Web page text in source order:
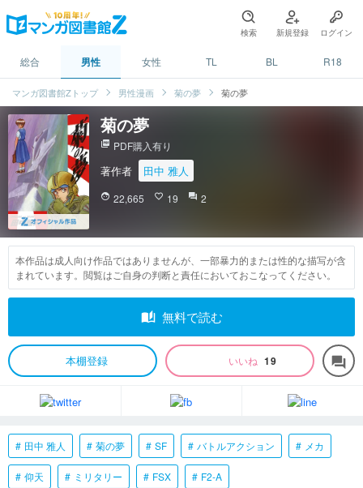
検索 新規登録 ログイン
総合 男性 女性 TL BL R18
マンガ図書館Zトップ 男性漫画 菊の夢 菊の夢
菊の夢
picture_as_pdf PDF購入有り
著作者 田中 雅人
face 22,665 favorite_border 19 question_answer 2
本作品は成人向け作品ではありませんが、一部暴力的または性的な描写が含
まれています。閲覧はご自身の判断と責任においておこなってください。
auto_stories 無料で読む
本棚登録 いいね 19 forum
田中 雅人 菊の夢 SF バトルアクション メカ
仰天 ミリタリー FSX F2-A